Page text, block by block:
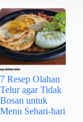
7 Resep Olahan
Telur agar Tidak
Bosan untuk
Menu Sehari-hari